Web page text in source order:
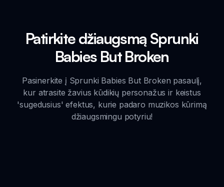
Patirkite džiaugsmą Sprunki
Babies But Broken
Pasinerkite į Sprunki Babies But Broken pasaulį,
kur atrasite žavius kūdikių personažus ir keistus
'sugedusius' efektus, kurie padaro muzikos kūrimą
džiaugsmingu potyriu!